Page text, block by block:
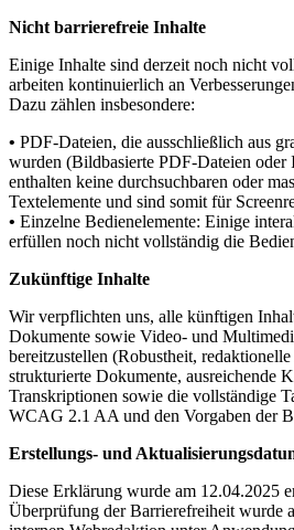
Nicht barrierefreie Inhalte
Einige Inhalte sind derzeit noch nicht
arbeiten kontinuierlich an
Dazu zählen insbesondere:
• PDF-Dateien, die ausschließlich aus
wurden (Bildbasierte PDF-Dateien oder
enthalten keine durchsuchbaren oder
Textelemente und sind somit für
• Einzelne Bedienelemente: Einige
erfüllen noch nicht vollständig die
Zukünftige Inhalte
Wir verpflichten uns, alle künftigen
Dokumente sowie Video- und
bereitzustellen (Robustheit,
strukturierte Dokumente, ausreichende
Transkriptionen sowie die vollständige
WCAG 2.1 AA und den Vorgaben der
Erstellungs- und
Diese Erklärung wurde am 12.04.2025
Überprüfung der Barrierefreiheit wurde